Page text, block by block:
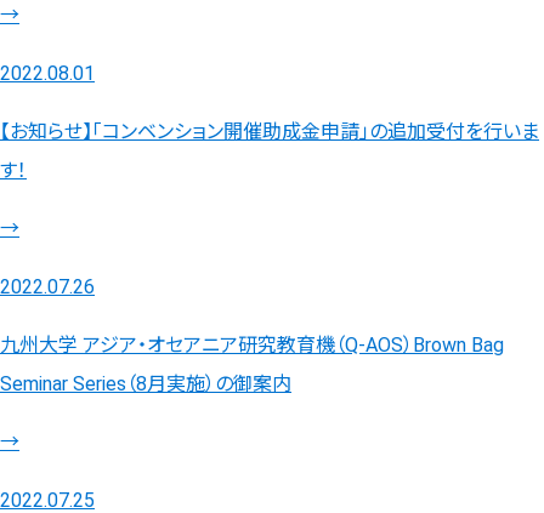
→
2022.08.01
【お知らせ】「コンベンション開催助成金申請」の追加受付を行いま
す！
→
2022.07.26
九州大学 アジア・オセアニア研究教育機（Q-AOS）Brown Bag
Seminar Series（8月実施）の御案内
→
2022.07.25